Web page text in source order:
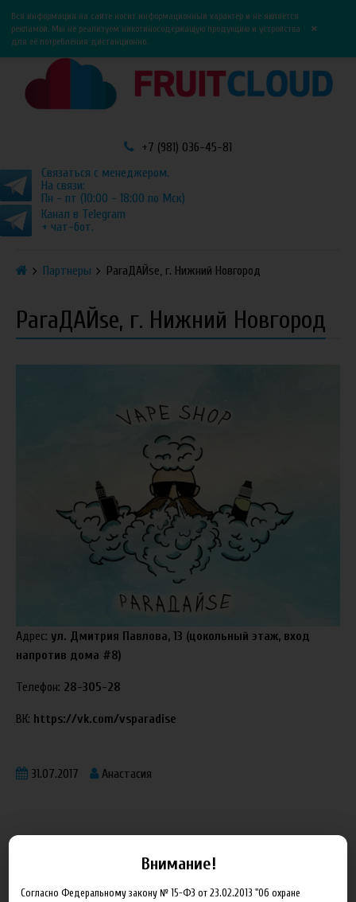
0
Вся информация на сайте носит информационный характер и не является
рекламой. Мы не реализуем никотиносодержащую продукцию и устройства
для её потребления дистанционно.
×
+7 (981) 036-45-81
Связаться с менеджером.
На связи:
Пн - пт (10:00 - 18:00 по Мск)
Канал в Telegram
+ чат-бот.
Партнеры ParaДАЙse, г. Нижний Новгород
ParaДАЙse, г. Нижний Новгород
Адрес: ул. Дмитрия Павлова, 13 (цокольный этаж, вход
напротив дома #8)
Телефон: 28-305-28
ВК: https://vk.com/vsparadise
31.07.2017 Анастасия
Блог
Внимание!
Согласно Федеральному закону № 15-ФЗ от 23.02.2013 "Об охране